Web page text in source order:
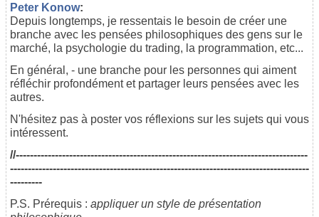
Реter Konow:
Depuis longtemps, je ressentais le besoin de créer une
branche avec les pensées philosophiques des gens sur le
marché, la psychologie du trading, la programmation, etc...
En général, - une branche pour les personnes qui aiment
réfléchir profondément et partager leurs pensées avec les
autres.
N'hésitez pas à poster vos réflexions sur les sujets qui vous
intéressent.
//----------------------------------------------------------------------------------
------------------------------------------------------------------------------------
---------
P.S. Prérequis : appliquer un style de présentation